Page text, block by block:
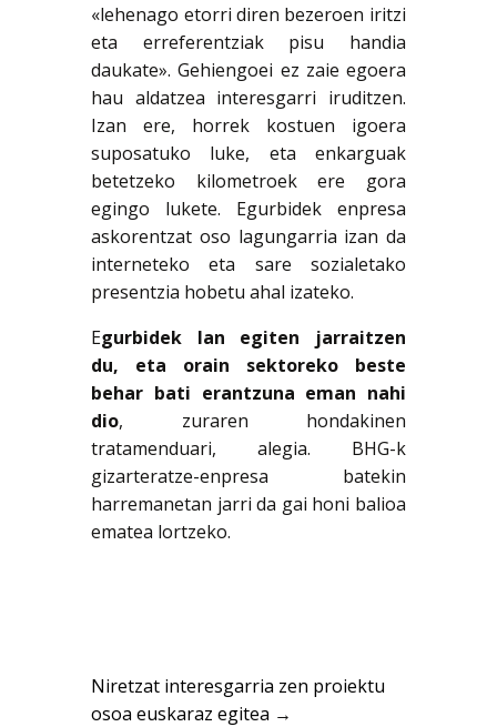
«lehenago etorri diren bezeroen iritzi
eta erreferentziak pisu handia
daukate». Gehiengoei ez zaie egoera
hau aldatzea interesgarri iruditzen.
Izan ere, horrek kostuen igoera
suposatuko luke, eta enkarguak
betetzeko kilometroek ere gora
egingo lukete. Egurbidek enpresa
askorentzat oso lagungarria izan da
interneteko eta sare sozialetako
presentzia hobetu ahal izateko.
Egurbidek lan egiten jarraitzen
du, eta orain sektoreko beste
behar bati erantzuna eman nahi
dio, zuraren hondakinen
tratamenduari, alegia. BHG-k
gizarteratze-enpresa batekin
harremanetan jarri da gai honi balioa
ematea lortzeko.
Niretzat interesgarria zen proiektu
osoa euskaraz egitea →